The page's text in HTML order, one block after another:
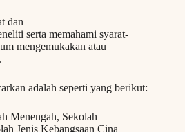
dan
serta memahami syarat-
mengemukakan atau
adalah seperti yang berikut:
Menengah, Sekolah
Jenis Kebangsaan Cina